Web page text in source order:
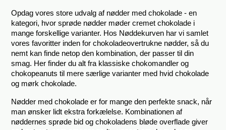
Opdag vores store udvalg af nødder med chokolade - en
kategori, hvor sprøde nødder møder cremet chokolade i
mange forskellige varianter. Hos Nøddekurven har vi samlet
vores favoritter inden for chokoladeovertrukne nødder, så du
nemt kan finde netop den kombination, der passer til din
smag. Her finder du alt fra klassiske chokomandler og
chokopeanuts til mere særlige varianter med hvid chokolade
og mørk chokolade.
Nødder med chokolade er for mange den perfekte snack, når
man ønsker lidt ekstra forkælelse. Kombinationen af
nøddernes sprøde bid og chokoladens bløde overflade giver